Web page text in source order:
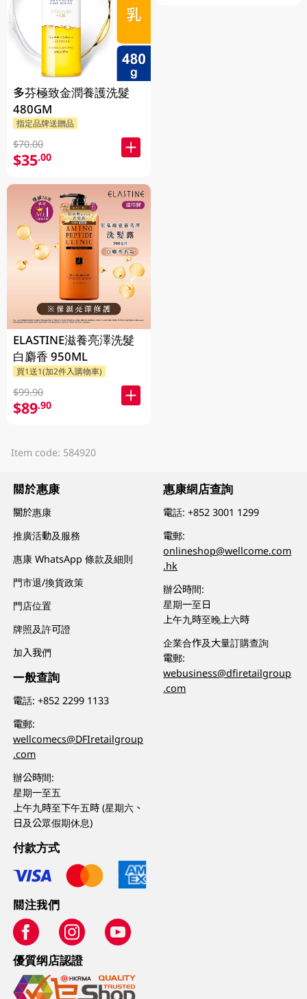
多芬極致金潤養護洗髮
480GM
指定品牌送贈品
$70.00
$35.00
ELASTINE滋養亮澤洗髮
白麝香 950ML
買1送1(加2件入購物車)
$99.90
$89.90
Item code: 584920
關於惠康
關於惠康
推廣活動及服務
惠康 WhatsApp 條款及細則
門市退/換貨政策
門店位置
牌照及許可證
加入我們
一般查詢
電話:+852 2299 1133
電郵:
wellcomecs@DFIretailgroup
.com
辦公時間:
星期一至五
上午九時至下午五時 (星期六、
日及公眾假期休息)
惠康網店查詢
電話:+852 3001 1299
電郵:
onlineshop@wellcome.com
.hk
辦公時間:
星期一至日
上午九時至晚上六時
企業合作及大量訂購查詢
電郵:
webusiness@dfiretailgroup
.com
付款方式
關注我們
優質纲店認證